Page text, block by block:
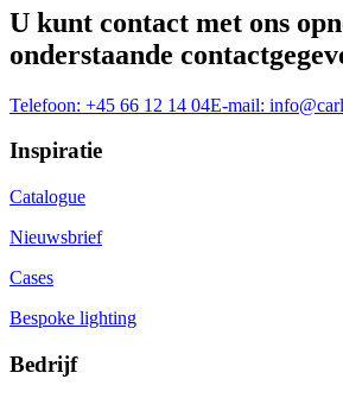
U kunt contact met ons
onderstaande
Telefoon: +45 66 12 14 04E-mail:
Inspiratie
Catalogue
Nieuwsbrief
Cases
Bespoke lighting
Bedrijf